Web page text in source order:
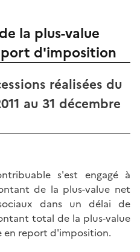
la plus-value
d'imposition
réalisées du
au 31 décembre
s'est engagé à
de la plus-value net
dans un délai de
total de la plus-value
en report d'imposition.